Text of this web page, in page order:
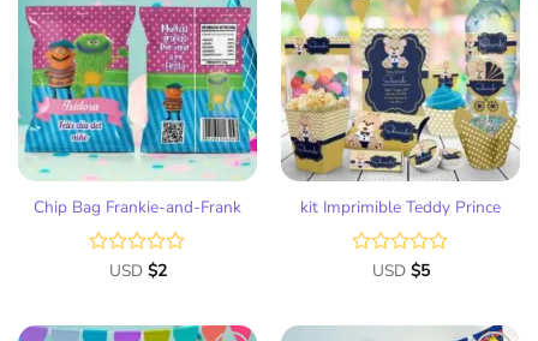
a la
lista
de
deseos
Chip Bag Frankie-and-Frank
Valorado
de
USD $2
a la
lista
de
deseos
kit Imprimible Teddy Prince
Valorado
de
USD $5